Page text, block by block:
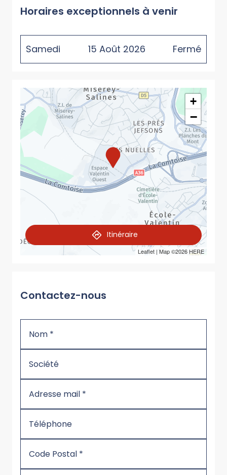
Horaires exceptionnels à venir
Samedi 15 Août 2026 Fermé
+
−
Leaflet | Map ©2026HERE
Itinéraire
Contactez-nous